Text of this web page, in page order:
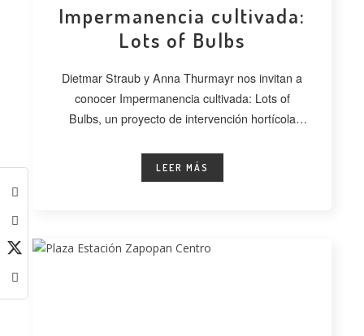
Impermanencia cultivada:
Lots of Bulbs
Dietmar Straub y Anna Thurmayr nos invitan a
conocer Impermanencia cultivada: Lots of
Bulbs, un proyecto de intervención hortícola
LEER MÁS